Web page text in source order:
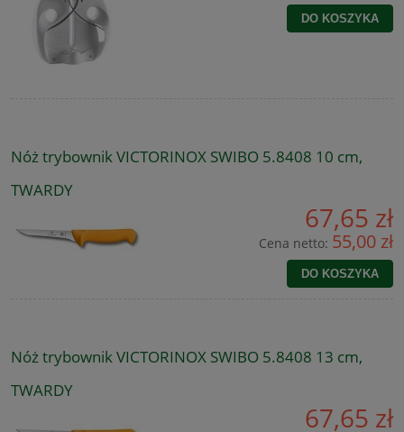
DO KOSZYKA
Nóż trybownik VICTORINOX SWIBO 5.8408 10 cm,
TWARDY
67,65 zł
Cena netto: 55,00 zł
DO KOSZYKA
Nóż trybownik VICTORINOX SWIBO 5.8408 13 cm,
TWARDY
67,65 zł